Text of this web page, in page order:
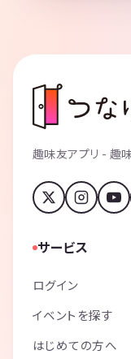
趣味友アプリ - 趣
サービス
ログイン
イベントを探す
はじめての方へ